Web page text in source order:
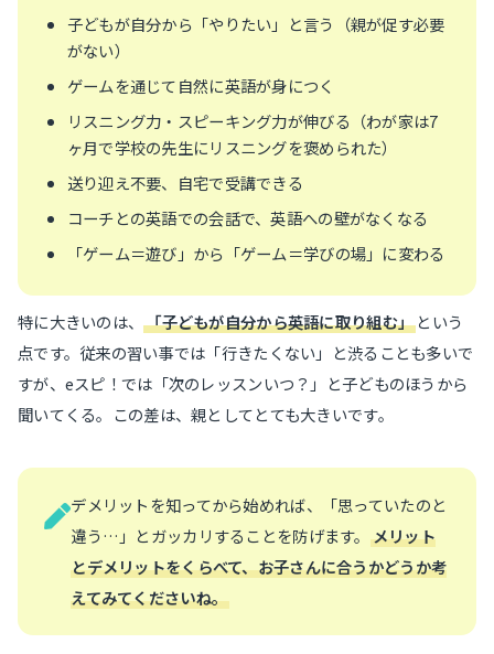
子どもが自分から「やりたい」と言う（親が促す必要
がない）
ゲームを通じて自然に英語が身につく
リスニング力・スピーキング力が伸びる（わが家は7
ヶ月で学校の先生にリスニングを褒められた）
送り迎え不要、自宅で受講できる
コーチとの英語での会話で、英語への壁がなくなる
「ゲーム＝遊び」から「ゲーム＝学びの場」に変わる
特に大きいのは、「子どもが自分から英語に取り組む」 という
点です。従来の習い事では「行きたくない」と渋ることも多いで
すが、eスピ！では「次のレッスンいつ？」と子どものほうから
聞いてくる。この差は、親としてとても大きいです。
デメリットを知ってから始めれば、「思っていたのと
違う…」とガッカリすることを防げます。 メリット
とデメリットをくらべて、お子さんに合うかどうか考
えてみてくださいね。